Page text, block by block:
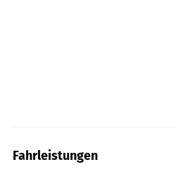
Fahrleistungen